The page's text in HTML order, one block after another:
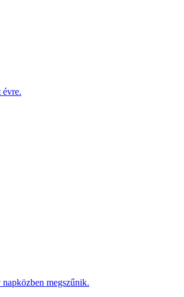
évre.
megszűnik.